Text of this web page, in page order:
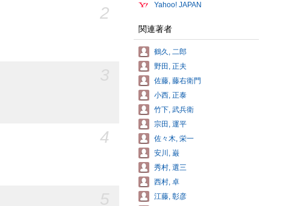
2
4
Yahoo! JAPAN
関連著者
鶴久, 二郎
野田, 正夫
佐藤, 藤右衛門
小西, 正泰
竹下, 武兵衛
宗田, 運平
佐々木, 栄一
安川, 巌
秀村, 選三
西村, 卓
江藤, 彰彦